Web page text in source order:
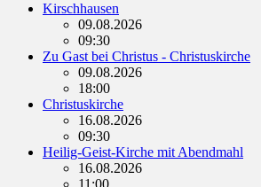
Kirschhausen
09.08.2026
09:30
Zu Gast bei Christus - Christuskirche
09.08.2026
18:00
Christuskirche
16.08.2026
09:30
Heilig-Geist-Kirche mit Abendmahl
16.08.2026